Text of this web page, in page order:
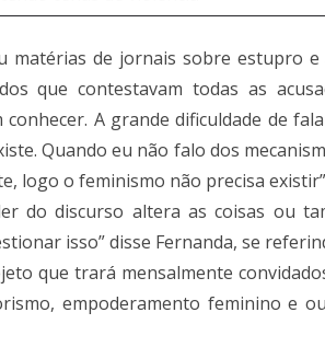
matérias de jornais sobre estupro
que contestavam todas as
A grande dificuldade de
Quando eu não falo dos
logo o feminismo não precisa
do discurso altera as coisas ou
isso” disse Fernanda, se
que trará mensalmente
empoderamento feminino e